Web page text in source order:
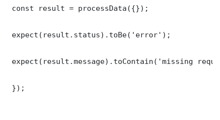
const result = processData({});
expect(result.status).toBe('error');
expect(result.message).toContain('missing
});